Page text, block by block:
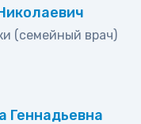
(семейный врач)
Геннадьевна